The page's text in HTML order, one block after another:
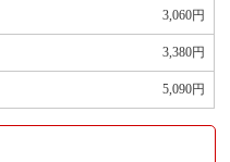
3,060円
3,380円
5,090円